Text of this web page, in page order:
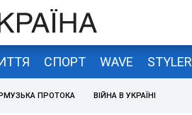
СПОРТ WAVE STYLER
ПРОТОКА ВІЙНА В УКРАЇНІ